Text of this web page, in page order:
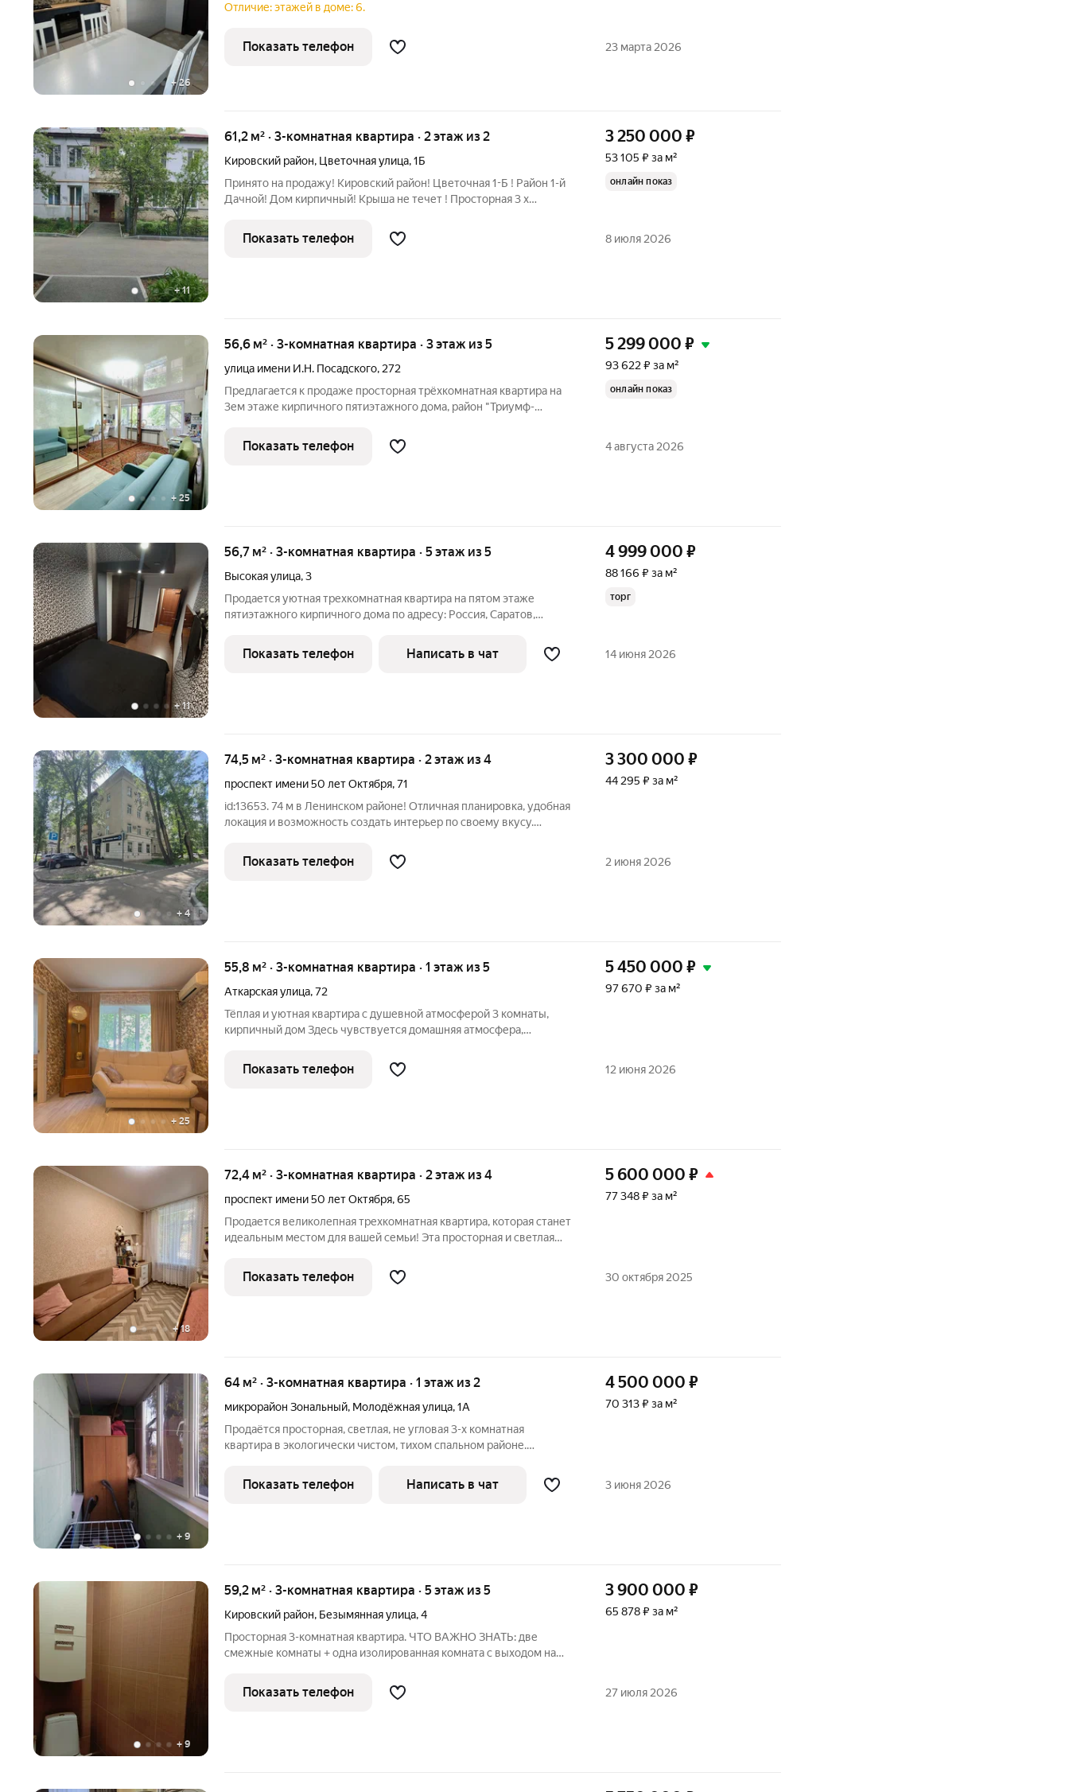
+26
для семьи в которой ни одна комната не «проходная». Две
полноценное жильё
Отличие: этажей в доме: 6.
Показать телефон 23 марта 2026
+11
61,2 м² · 3-комнатная квартира · 2 этаж из 2
Кировский район, Цветочная улица,1Б
Принято на продажу! Кировский район! Цветочная 1-Б ! Район 1-й
Дачной! Дом кирпичный! Крыша не течет ! Просторная 3 х
Натяжные потолки! Квартира полностью жилая! Зал-18,2
Спальня-14,5
3 250 000 ₽
53 105 ₽ за м²
онлайн показ
Показать телефон 8 июля 2026
+ 25
56,6 м² · 3-комнатная квартира · 3 этаж из 5
улица имени И.Н. Посадского, 272
Предлагается к продаже просторная трёхкомнатная квартира на
3ем этаже кирпичного пятиэтажного дома, район "Триумф-
комнатами и гостиной, расположение на две стороны- "Люкс", что
обеспечивает
5 299 000 ₽
93 622 ₽ за м²
онлайн показ
Показать телефон 4 августа 2026
+11
56,7 м² · 3-комнатная квартира · 5 этаж из 5
Высокая улица,3
Продается уютная трехкомнатная квартира на пятом этаже
пятиэтажного кирпичного дома по адресу: Россия, Саратов,
а кухня 6 кв. м. Высота потолков 2.7 метра, окна выходят как во
двор,
4 999 000 ₽
88 166 ₽ за м²
торг
Показать телефон Написать в чат 14 июня 2026
+ 4
74,5 м² · 3-комнатная квартира · 2 этаж из 4
проспект имени 50 лет Октября,71
id:13653. 74 м в Ленинском районе! Отличная планировка, удобная
локация и возможность создать интерьер по своему вкусу.
инвестиции. Площадь 74 м Удобная планировка Школы, детские
сады,
3 300 000 ₽
44 295 ₽ за м²
Показать телефон 2 июня 2026
+ 25
55,8 м² · 3-комнатная квартира · 1 этаж из 5
Аткарская улица,72
Тёплая и уютная квартира с душевной атмосферой 3 комнаты,
кирпичный дом Здесь чувствуется домашняя атмосфера,
рабочего дня и проводить время с семьёй. О квартире: 3 комнаты;
удобная
5 450 000 ₽
97 670 ₽ за м²
Показать телефон 12 июня 2026
+18
72,4 м² · 3-комнатная квартира · 2 этаж из 4
проспект имени 50 лет Октября,65
Продается великолепная трехкомнатная квартира, которая станет
идеальным местом для вашей семьи! Эта просторная и светлая
кирпичного дома и полностью готова к заселению. Качественный
ремонт и
5 600 000 ₽
77 348 ₽ за м²
Показать телефон 30 октября 2025
+ 9
64 м² · 3-комнатная квартира · 1 этаж из 2
микрорайон Зональный, Молодёжная улица,1А
Продаётся просторная, светлая, не угловая 3-х комнатная
квартира в экологически чистом, тихом спальном районе.
индивидуальное отопление-двухконтурный газовый
котёл(низкие платежи за отопление и
4 500 000 ₽
70 313 ₽ за м²
Показать телефон Написать в чат 3 июня 2026
+ 9
59,2 м² · 3-комнатная квартира · 5 этаж из 5
Кировский район, Безымянная улица,4
Просторная 3-комнатная квартира. ЧТО ВАЖНО ЗНАТЬ: две
смежные комнаты + одна изолированная комната с выходом на
жилая площадь Счётчики на воду и электричество установлены
Чистая
3 900 000 ₽
65 878 ₽ за м²
Показать телефон 27 июля 2026